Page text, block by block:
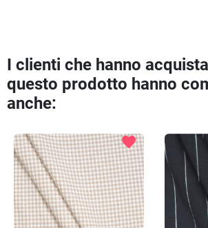
I clienti che hanno
questo prodotto hanno
anche:
favorite